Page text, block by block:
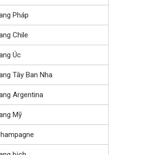
Pháp
Chile
Úc
Tây Ban Nha
Argentina
Mỹ